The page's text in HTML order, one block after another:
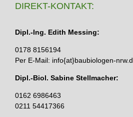
DIREKT-KONTAKT:
Dipl.-Ing. Edith Messing:
0178 8156194
Per E-Mail: info{at}baubiologen-
Dipl.-Biol. Sabine Stellmacher:
0162 6986463
0211 54417366